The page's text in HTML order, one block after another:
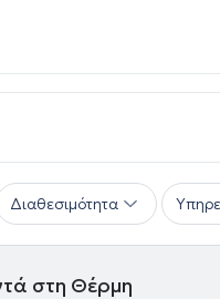
Διαθεσιμότητα
στη Θέρμη